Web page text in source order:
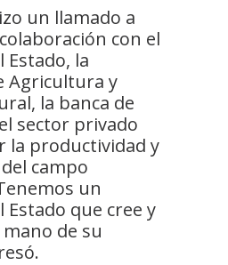
un llamado a
con el
Estado, la
Agricultura y
la banca de
sector privado
la productividad y
campo
un
Estado que cree y
de su